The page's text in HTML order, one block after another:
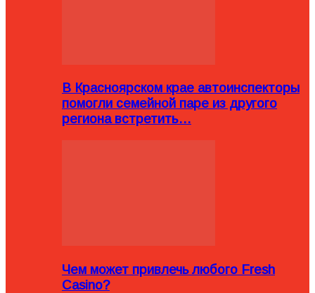
В Красноярском крае автоинспекторы
помогли семейной паре из другого
региона встретить…
Чем может привлечь любого Fresh
Casino?